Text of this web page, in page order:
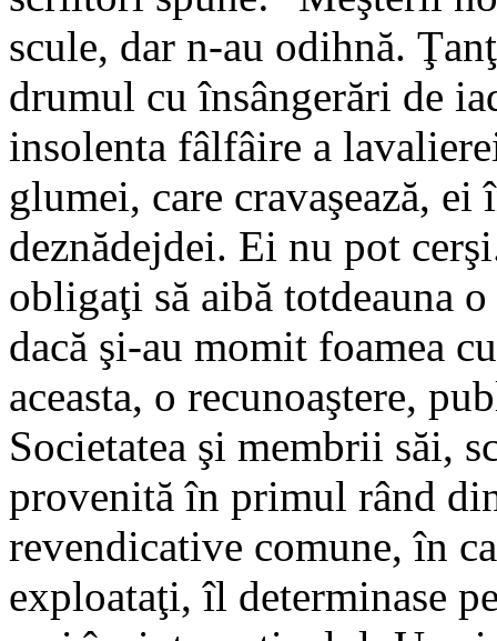
scule, dar n-au odihnă.
drumul cu însângerări de
insolenta fâlfâire a
glumei, care cravaşează,
deznădejdei. Ei nu pot
obligaţi să aibă totdeauna
dacă şi-au momit foamea
aceasta, o recunoaştere,
Societatea şi membrii săi,
provenită în primul rând
revendicative comune, în
exploataţi, îl determinase